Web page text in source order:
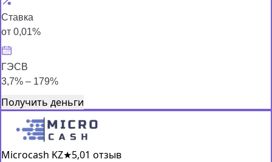
Ставка
от 0,01%
ГЭСВ
3,7% – 179%
Получить деньги
Microcash KZ★5,01 отзыв